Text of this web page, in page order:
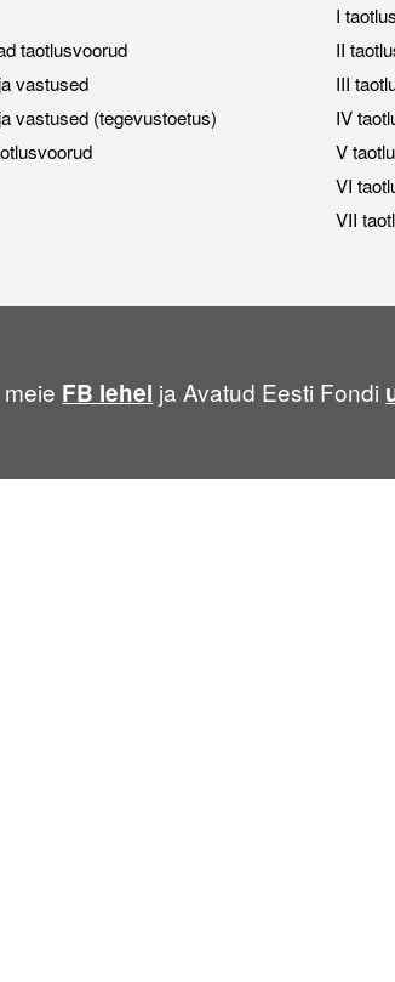
taotlusvoorud
vastused
vastused (tegevustoetus)
I
II
III
IV
V
VI
VII
FB lehel ja Avatud Eesti Fondi